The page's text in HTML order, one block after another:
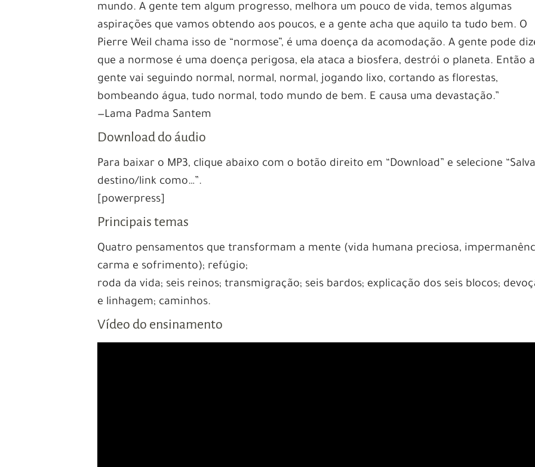
mundo. A gente tem algum progresso, melhora um pouco de vida, temos algumas
aspirações que vamos obtendo aos poucos, e a gente acha que aquilo ta tudo bem. O
Pierre Weil chama isso de “normose”, é uma doença da acomodação. A gente pode
que a normose é uma doença perigosa, ela ataca a biosfera, destrói o planeta. Então a
gente vai seguindo normal, normal, normal, jogando lixo, cortando as florestas,
bombeando água, tudo normal, todo mundo de bem. E causa uma devastação.”
—Lama Padma Santem
Download do áudio
Para baixar o MP3, clique abaixo com o botão direito em “Download” e selecione
destino/link como…”.
[powerpress]
Principais temas
Quatro pensamentos que transformam a mente (vida humana preciosa,
carma e sofrimento); refúgio;
roda da vida; seis reinos; transmigração; seis bardos; explicação dos seis blocos;
e linhagem; caminhos.
Vídeo do ensinamento